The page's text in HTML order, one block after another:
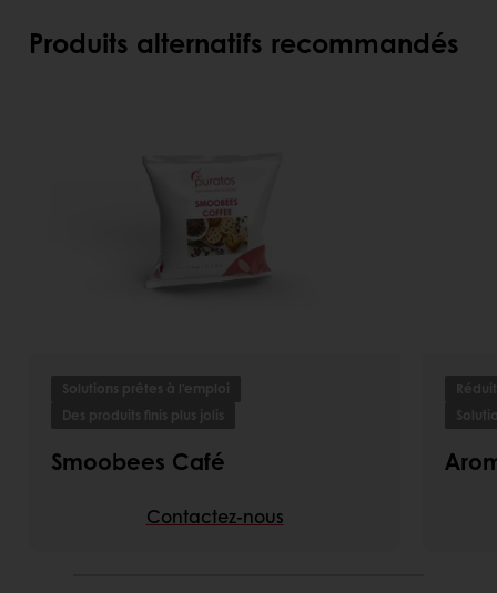
Produits alternatifs recommandés
Solutions prêtes à l'emploi
Des produits finis plus jolis
Smoobees Café
Contactez-nous